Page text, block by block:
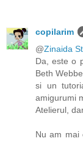
copilarim
@Zinaida
Da, este o
Beth
si un
amigurumi
Atelierul,
Nu am mai